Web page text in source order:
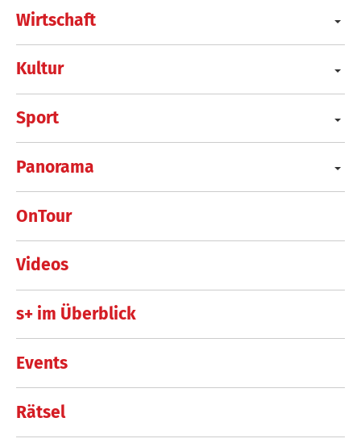
Wirtschaft
Kultur
Sport
Panorama
OnTour
Videos
s+ im Überblick
Events
Rätsel